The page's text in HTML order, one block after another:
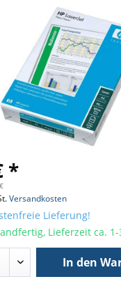
*
Versandkosten
Lieferung!
Lieferzeit ca. 1-
In den